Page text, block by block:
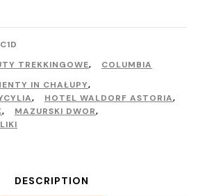
TREKKINGOWE,
COLUMBIA
IN CHAŁUPY,
, HOTEL WALDORF ASTORIA,
, MAZURSKI DWOR,
DESCRIPTION